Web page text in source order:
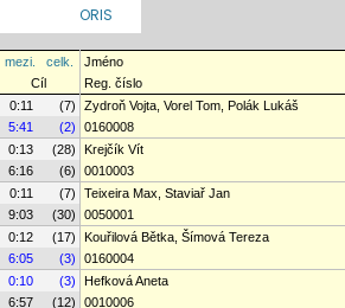
ORIS
mezi. celk.
Jméno
Cíl
Reg. číslo
0:11 (7)
Zydroň Vojta, Vorel Tom, Polák Lukáš
5:41 (2)
0160008
0:13 (28)
Krejčík Vít
6:16 (6)
0010003
0:11 (7)
Teixeira Max, Staviař Jan
9:03 (30)
0050001
0:12 (17)
Kouřilová Bětka, Šímová Tereza
6:05 (3)
0160004
0:10 (3)
Hefková Aneta
6:57 (12)
0010006